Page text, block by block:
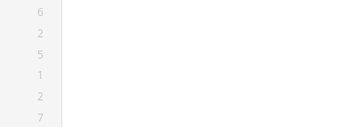
6
2
5
1
2
7